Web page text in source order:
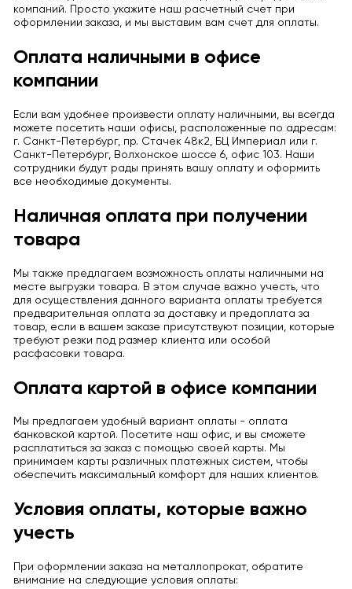
компаний. Просто укажите наш расчетный счет при
оформлении заказа, и мы выставим вам счет для оплаты.
Оплата наличными в офисе
компании
Если вам удобнее произвести оплату наличными, вы всегда
можете посетить наши офисы, расположенные по адресам:
г. Санкт-Петербург, пр. Стачек 48к2, БЦ Империал или г.
Санкт-Петербург, Волхонское шоссе 6, офис 103. Наши
сотрудники будут рады принять вашу оплату и оформить
все необходимые документы.
Наличная оплата при получении
товара
Мы также предлагаем возможность оплаты наличными на
месте выгрузки товара. В этом случае важно учесть, что
для осуществления данного варианта оплаты требуется
предварительная оплата за доставку и предоплата за
товар, если в вашем заказе присутствуют позиции, которые
требуют резки под размер клиента или особой
расфасовки товара.
Оплата картой в офисе компании
Мы предлагаем удобный вариант оплаты - оплата
банковской картой. Посетите наш офис, и вы сможете
расплатиться за заказ с помощью своей карты. Мы
принимаем карты различных платежных систем, чтобы
обеспечить максимальный комфорт для наших клиентов.
Условия оплаты, которые важно
учесть
При оформлении заказа на металлопрокат, обратите
внимание на следующие условия оплаты: